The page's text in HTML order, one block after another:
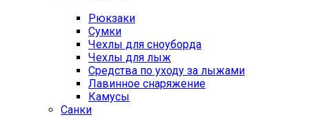
Рюкзаки
Сумки
Чехлы для сноуборда
Чехлы для лыж
Средства по уходу за лыжами
Лавинное снаряжение
Камусы
Санки